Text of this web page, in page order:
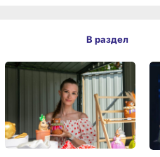
В раздел